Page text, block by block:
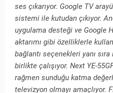
ses çıkarıyor. Google TV
sistemi ile kutudan çıkıyor.
uygulama desteği ve Google
aktarımı gibi özelliklerle
bağlantı seçenekleri yanı
birlikte çalışıyor. Next YE-
rağmen sunduğu katma
televizyon olmayı amaçlıyor.